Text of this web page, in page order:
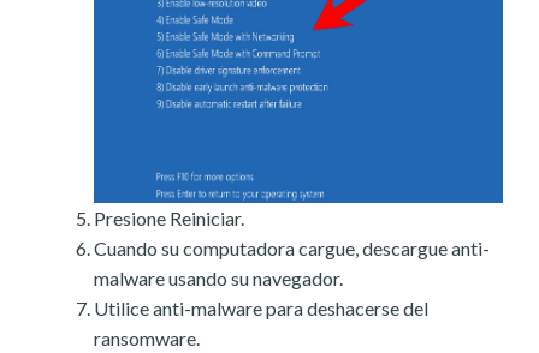
Presione Reiniciar.
Cuando su computadora cargue, descargue anti-
malware usando su navegador.
Utilice anti-malware para deshacerse del
ransomware.